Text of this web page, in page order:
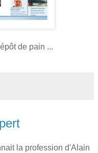
de pain ...
la profession d'Alain